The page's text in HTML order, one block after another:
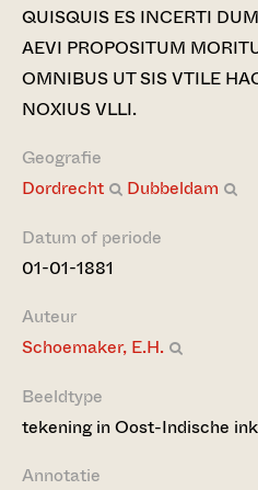
QUISQUIS ES INCERTI
AEVI PROPOSITUM
OMNIBUS UT SIS VTILE
NOXIUS VLLI.
Geografie
Dordrecht
Dubbeldam
Datum of periode
01-01-1881
Auteur
Schoemaker, E.H.
Beeldtype
tekening in Oost-Indische
Annotatie